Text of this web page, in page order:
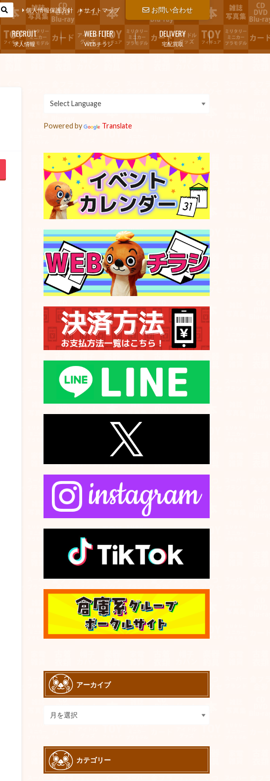
お問い合わせ
個人情報保護方針 サイトマップ
求人情報
RECRUIT
WEBチラシ
WEB FLIER
宅配買取
DELIVERY
Powered by Translate
アーカイブ
カテゴリー